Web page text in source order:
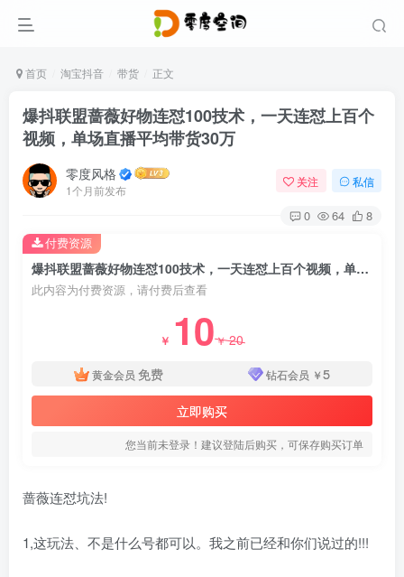
首页 淘宝抖音 带货 正文
爆抖联盟蔷薇好物连怼100技术，一天连怼上百个
视频，单场直播平均带货30万
零度风格
1个月前发布
关注 私信
0 64 8
爆抖联盟蔷薇好物连怼100技术，一天连怼上百个视频，单场直播平均带货30万
此内容为付费资源，请付费后查看
￥ 10￥20
黄金会员 免费 钻石会员 ￥5
立即购买
您当前未登录！建议登陆后购买，可保存购买订单
付费资源
蔷薇连怼坑法!
1,这玩法、不是什么号都可以。我之前已经和你们说过的!!!